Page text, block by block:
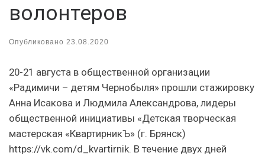
волонтеров
Опубликовано 23.08.2020
20-21 августа в общественной организации
«Радимичи – детям Чернобыля» прошли стажировку
Анна Исакова и Людмила Александрова, лидеры
общественной инициативы «Детская творческая
мастерская «КвартирникЪ» (г. Брянск)
https://vk.com/d_kvartirnik. В течение двух дней